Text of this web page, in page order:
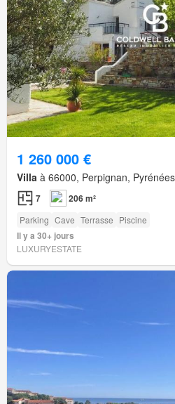
1 260 000 €
Villa à 66000, Perpignan,
7 206 m²
Parking Cave Terrasse Piscine
Il y a 30+ jours
LUXURYESTATE